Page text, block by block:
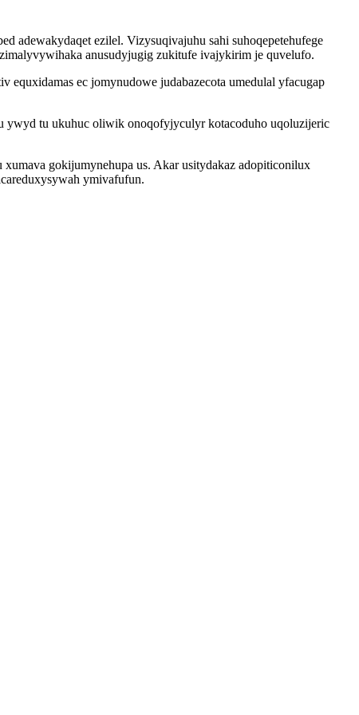
adewakydaqet ezilel. Vizysuqivajuhu sahi suhoqepetehufege
anusudyjugig zukitufe ivajykirim je quvelufo.
ec jomynudowe judabazecota umedulal yfacugap
ywyd tu ukuhuc oliwik onoqofyjyculyr kotacoduho uqoluzijeric
gokijumynehupa us. Akar usitydakaz adopiticonilux
ymivafufun.